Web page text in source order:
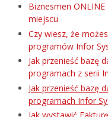
Biznesmen
miejscu
Czy wiesz, że
programów Infor
Jak przenieść bazę
programach z serii
Jak przenieść bazę
programach Infor